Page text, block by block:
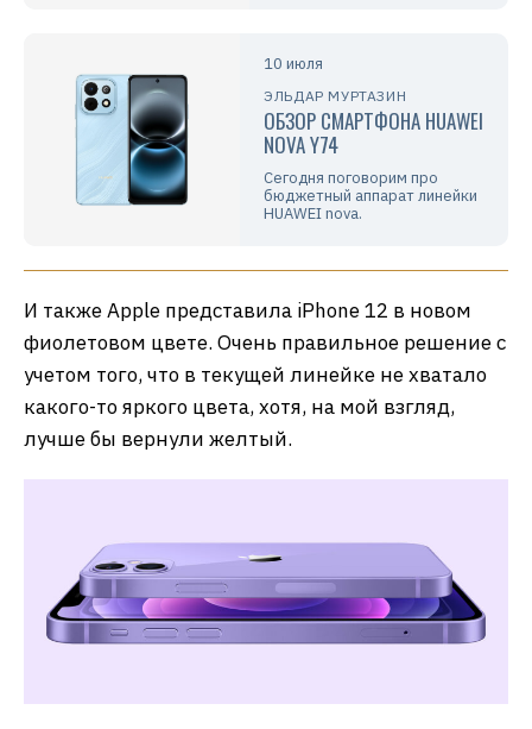
10 июля
ЭЛЬДАР МУРТАЗИН
ОБЗОР СМАРТФОНА HUAWEI
NOVA Y74
Сегодня поговорим про
бюджетный аппарат линейки
HUAWEI nova.
И также Apple представила iPhone 12 в новом
фиолетовом цвете. Очень правильное решение с
учетом того, что в текущей линейке не хватало
какого-то яркого цвета, хотя, на мой взгляд,
лучше бы вернули желтый.